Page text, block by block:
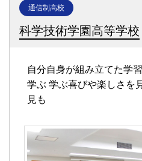
通信制高校
科学技術学園高等学校
自分自身が組み立てた学
学ぶ 学ぶ喜びや楽しさを
見も